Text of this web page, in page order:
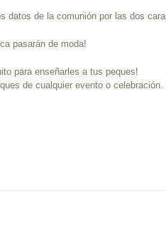
datos de la comunión por las dos
pasarán de moda!
para enseñarles a tus peques!
de cualquier evento o celebración.